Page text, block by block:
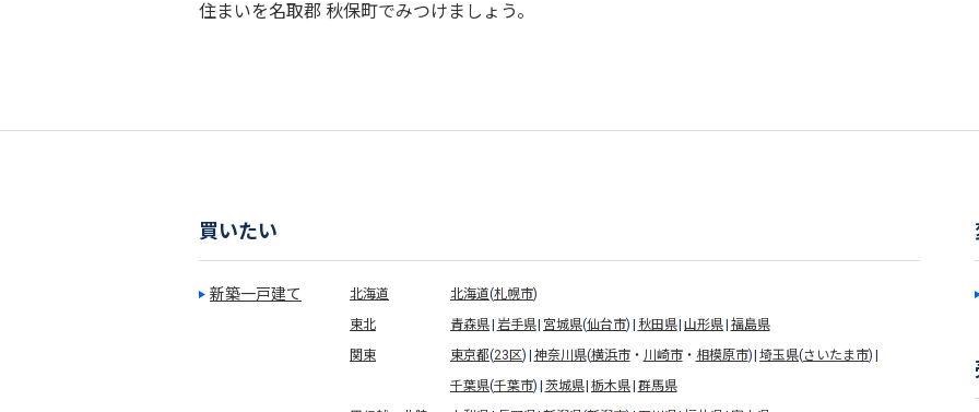
住まいを名取郡 秋保町でみつけましょう。
買いたい
新築一戸建て 北海道 北海道(札幌市)
東北
青森県 岩手県 宮城県(仙台市) 秋田県 山形県 福島県
関東
東京都(23区) 神奈川県(横浜市・ 川崎市・ 相模原市) 埼玉県(さいたま市)
千葉県(千葉市) 茨城県 栃木県 群馬県